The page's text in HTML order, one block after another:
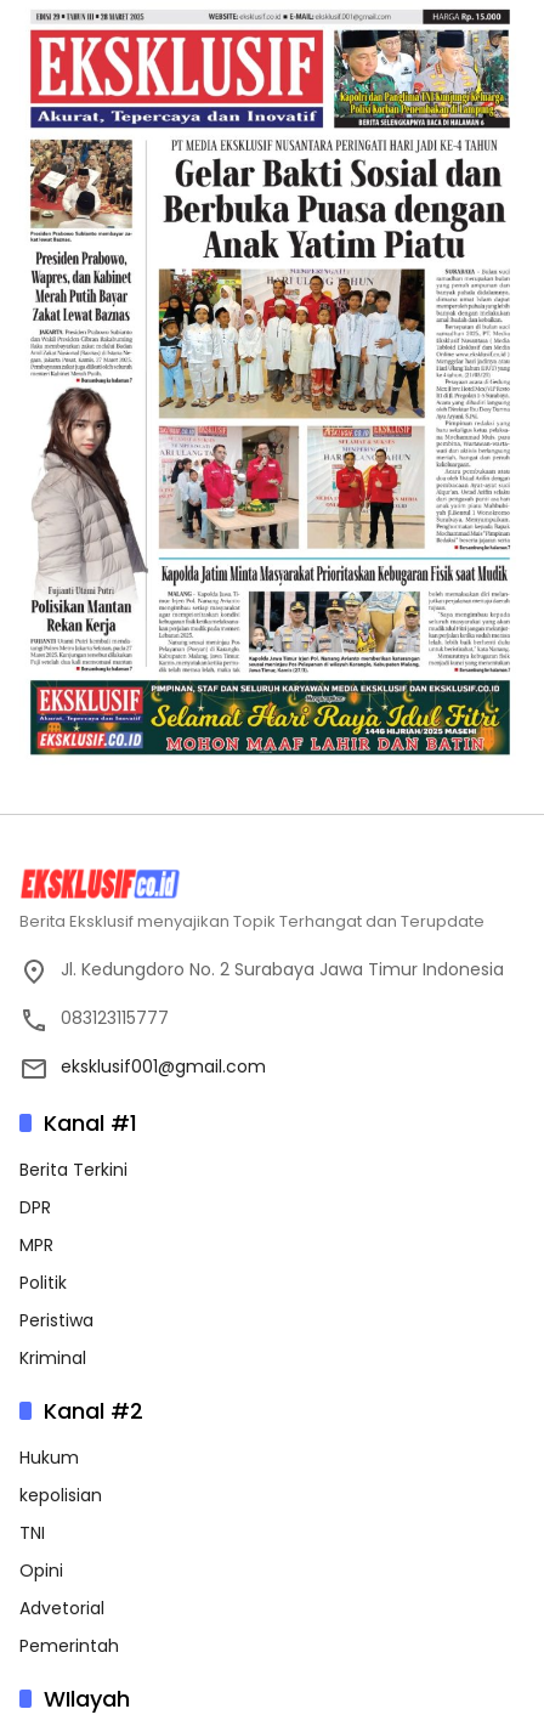
Berita Eksklusif menyajikan Topik Terhangat dan Terupdate
Jl. Kedungdoro No. 2 Surabaya Jawa Timur Indonesia
083123115777
eksklusif001@gmail.com
Kanal #1
Berita Terkini
DPR
MPR
Politik
Peristiwa
Kriminal
Kanal #2
Hukum
kepolisian
TNI
Opini
Advetorial
Pemerintah
WIlayah